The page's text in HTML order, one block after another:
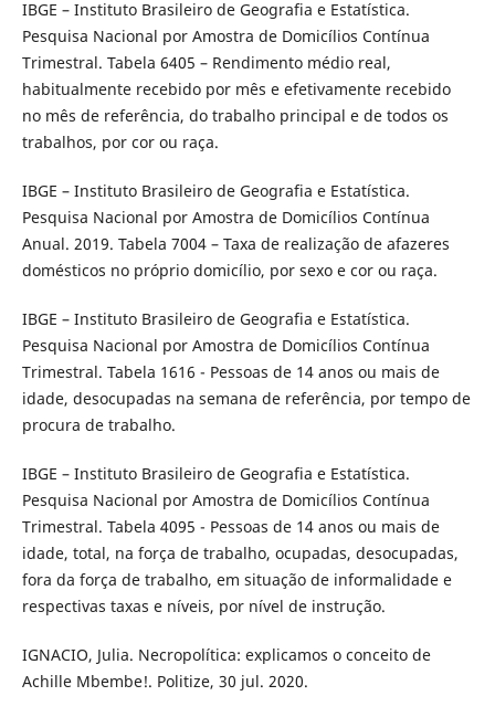
IBGE – Instituto Brasileiro de Geografia e Estatística.
Pesquisa Nacional por Amostra de Domicílios Contínua
Trimestral. Tabela 6405 – Rendimento médio real,
habitualmente recebido por mês e efetivamente recebido
no mês de referência, do trabalho principal e de todos os
trabalhos, por cor ou raça.
IBGE – Instituto Brasileiro de Geografia e Estatística.
Pesquisa Nacional por Amostra de Domicílios Contínua
Anual. 2019. Tabela 7004 – Taxa de realização de afazeres
domésticos no próprio domicílio, por sexo e cor ou raça.
IBGE – Instituto Brasileiro de Geografia e Estatística.
Pesquisa Nacional por Amostra de Domicílios Contínua
Trimestral. Tabela 1616 - Pessoas de 14 anos ou mais de
idade, desocupadas na semana de referência, por tempo de
procura de trabalho.
IBGE – Instituto Brasileiro de Geografia e Estatística.
Pesquisa Nacional por Amostra de Domicílios Contínua
Trimestral. Tabela 4095 - Pessoas de 14 anos ou mais de
idade, total, na força de trabalho, ocupadas, desocupadas,
fora da força de trabalho, em situação de informalidade e
respectivas taxas e níveis, por nível de instrução.
IGNACIO, Julia. Necropolítica: explicamos o conceito de
Achille Mbembe!. Politize, 30 jul. 2020.